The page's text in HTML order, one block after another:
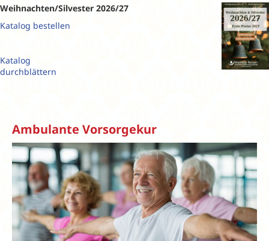
Weihnachten/Silvester 2026/27
Katalog bestellen
Katalog
durchblättern
Ambulante Vorsorgekur